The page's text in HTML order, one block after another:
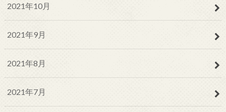
2021年10月
2021年9月
2021年8月
2021年7月